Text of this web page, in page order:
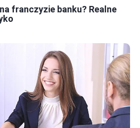
franczyzie banku? Realne